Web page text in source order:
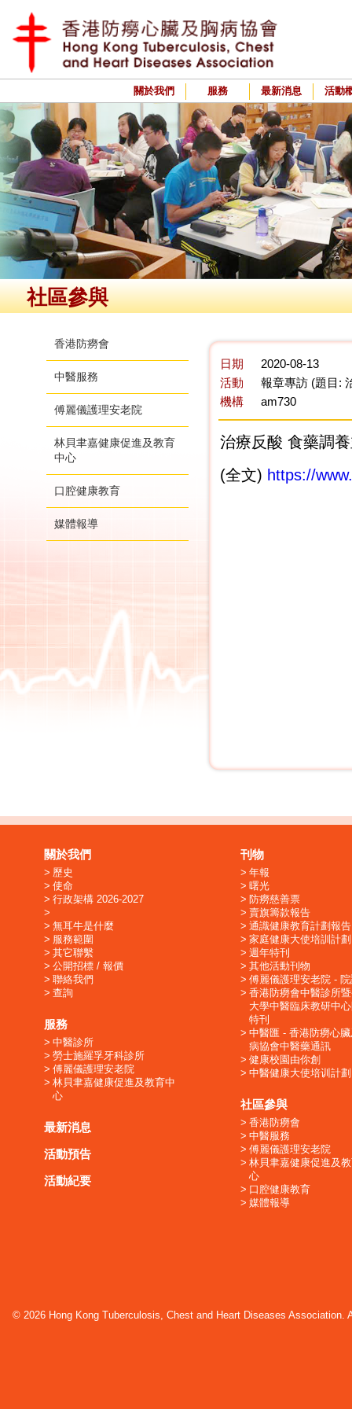
關於我們 服務 最新消息 活動
社區參與
香港防癆會
中醫服務
傅麗儀護理安老院
林貝聿嘉健康促進及教育
中心
口腔健康教育
媒體報導
日期
2020-08-13
活動
報章專訪 (題目:
機構
am730
治療反酸 食藥調
(全文) https://
關於我們
歷史
使命
行政架構 2026-2027
無耳牛是什麼
服務範圍
其它聯繫
公開招標 / 報價
聯絡我們
查詢
服務
中醫診所
勞士施羅孚牙科診所
傅麗儀護理安老院
林貝聿嘉健康促進及教育中
心
最新消息
活動預告
活動紀要
刊物
年報
曙光
防癆慈善票
賣旗籌款報告
通識健康教育計劃報告
家庭健康大使培訓計劃
週年特刊
其他活動刊物
傅麗儀護理安老院 -
香港防癆會中醫診所
大學中醫臨床教研中
特刊
中醫匯 - 香港防癆心
病協會中醫藥通訊
健康校園由你創
中醫健康大使培训計劃
社區參與
香港防癆會
中醫服務
傅麗儀護理安老院
林貝聿嘉健康促進及
心
口腔健康教育
媒體報導
© 2026 Hong Kong Tuberculosis, Chest and Heart Diseases Association.